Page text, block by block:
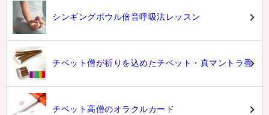
シンギングボウル倍音呼吸法レッスン
チベット僧が祈りを込めたチベット・真マントラ香
チベット高僧のオラクルカード